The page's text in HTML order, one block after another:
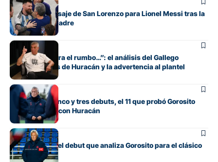
El sentido mensaje de San Lorenzo para Lionel Messi tras la
muerte de su padre
Fútbol
“Si no encuentra el rumbo…”: el análisis del Gallego
González antes de Huracán y la advertencia al plantel
Fútbol
Con línea de cinco y tres debuts, el 11 que probó Gorosito
para el clásico con Huracán
Fútbol
Los cambios y el debut que analiza Gorosito para el clásico
con Huracán